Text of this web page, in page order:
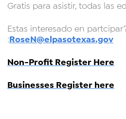
Gratis para asistir, todas las
Estas interesado en
:RoseN@elpasotexas.gov
Non-Profit Register Here
Businesses Register here